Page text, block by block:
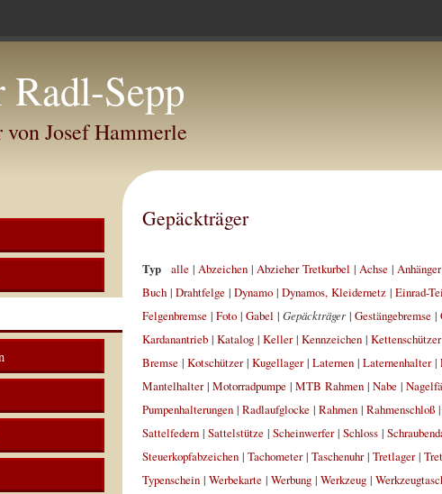
Sepp
von Josef Hammerle
Gepäckträger
Typ alle| Abzeichen| Abzieher Tretkurbel | Achse| Anhänger
Buch| Drahtfelge| Dynamo| Dynamos, Kleidernetz| Einrad-
Felgenbremse| Foto| Gabel | Gepäckträger| Gestängebremse|
Kardanantrieb| Katalog| Keller| Kennzeichen| Kettenschützer
Bremse| Kotschützer| Kugellager| Laternen| Laternenhalter|
Mantelhalter| Motorradpumpe| MTB Rahmen| Nabe|
Pumpenhalterungen| Radlaufglocke| Rahmen| Rahmenschloß|
Sattelfedern| Sattelstütze| Scheinwerfer| Schloss|
Steuerkopfabzeichen| Tachometer| Taschenuhr| Tretlager|
Typenschein| Werbekarte| Werbung| Werkzeug|